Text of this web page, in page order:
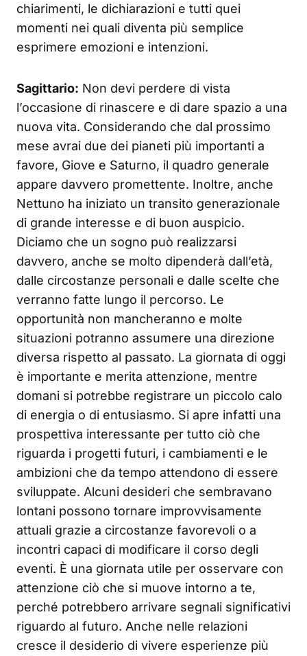
chiarimenti, le dichiarazioni e tutti quei
momenti nei quali diventa più semplice
esprimere emozioni e intenzioni.
Sagittario: Non devi perdere di vista
l’occasione di rinascere e di dare spazio a una
nuova vita. Considerando che dal prossimo
mese avrai due dei pianeti più importanti a
favore, Giove e Saturno, il quadro generale
appare davvero promettente. Inoltre, anche
Nettuno ha iniziato un transito generazionale
di grande interesse e di buon auspicio.
Diciamo che un sogno può realizzarsi
davvero, anche se molto dipenderà dall’età,
dalle circostanze personali e dalle scelte che
verranno fatte lungo il percorso. Le
opportunità non mancheranno e molte
situazioni potranno assumere una direzione
diversa rispetto al passato. La giornata di oggi
è importante e merita attenzione, mentre
domani si potrebbe registrare un piccolo calo
di energia o di entusiasmo. Si apre infatti una
prospettiva interessante per tutto ciò che
riguarda i progetti futuri, i cambiamenti e le
ambizioni che da tempo attendono di essere
sviluppate. Alcuni desideri che sembravano
lontani possono tornare improvvisamente
attuali grazie a circostanze favorevoli o a
incontri capaci di modificare il corso degli
eventi. È una giornata utile per osservare con
attenzione ciò che si muove intorno a te,
perché potrebbero arrivare segnali significativi
riguardo al futuro. Anche nelle relazioni
cresce il desiderio di vivere esperienze più